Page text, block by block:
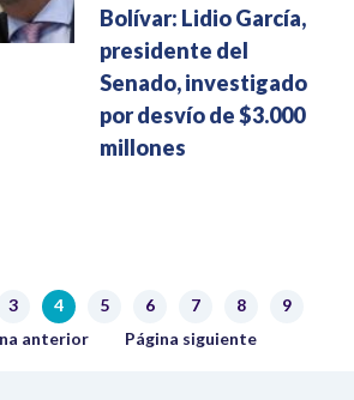
Bolívar: Lidio García,
presidente del
Senado, investigado
por desvío de $3.000
millones
Página
3 Página actual
4 Página
5 Página
6 Página
7 Página
8 Página
9
anterior
anterior Siguiente página
Página siguiente